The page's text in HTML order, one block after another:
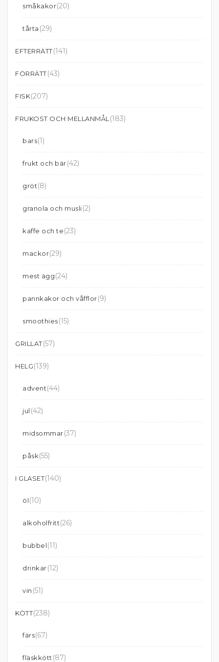
småkakor(20)
tårta (29)
EFTERRÄTT(141)
FÖRRÄTT(43)
FISK(207)
FRUKOST OCH MELLANMÅL (183)
bars(1)
frukt och bär(42)
gröt(8)
granola och musli(2)
kaffe och te(23)
mackor(29)
mest ägg(24)
pannkakor och våfflor(9)
smoothies(15)
GRILLAT(57)
HELG(139)
advent(44)
jul (42)
midsommar(37)
påsk(55)
I GLASET(140)
öl(10)
alkoholfritt(26)
bubbel(11)
drinkar(12)
vin (51)
KÖTT(238)
färs(67)
fläskkött (87)